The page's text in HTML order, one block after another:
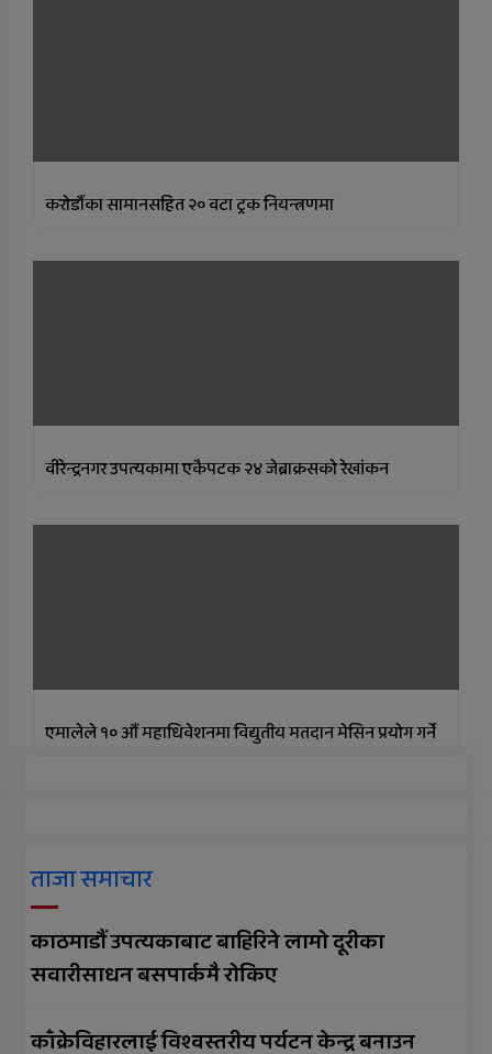
करोडौंका सामानसहित २० वटा ट्रक नियन्त्रणमा
वीरेन्द्रनगर उपत्यकामा एकैपटक २४ जेब्राक्रसको रेखांकन
एमालेले १० औं महाधिवेशनमा विद्युतीय मतदान मेसिन प्रयोग गर्ने
ताजा समाचार
काठमाडौं उपत्यकाबाट बाहिरिने लामो दूरीका
सवारीसाधन बसपार्कमै रोकिए
काँक्रेविहारलाई विश्वस्तरीय पर्यटन केन्द्र बनाउन